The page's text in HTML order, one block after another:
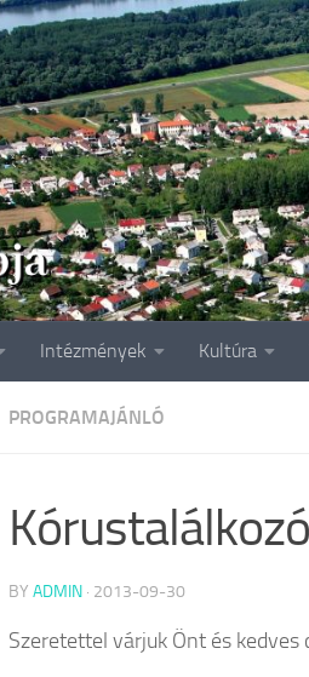
Intézmények Kultúra
PROGRAMAJÁNLÓ
BY ADMIN · 2013-09-30
Szeretettel várjuk Önt és